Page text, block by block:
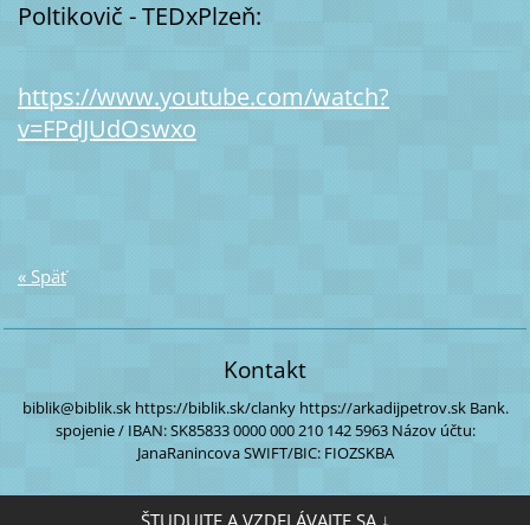
Poltikovič - TEDxPlzeň:
https://www.youtube.com/watch?
v=FPdJUdOswxo
« Späť
Kontakt
biblik@biblik.skhttps://biblik.sk/clankyhttps://arkadijpetrov.skBank.
spojenie / IBAN:SK85833 0000000 210 142 5963Názov účtu:
JanaRanincovaSWIFT/BIC: FIOZSKBA
ŠTUDUJTE A VZDELÁVAJTE SA ↓